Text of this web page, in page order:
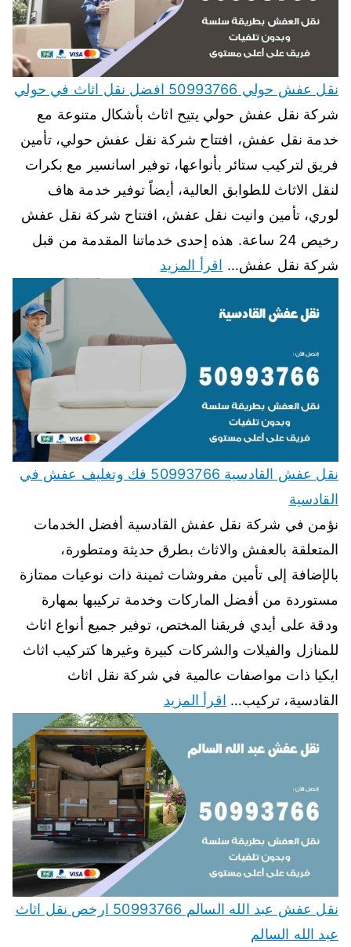
نقل عفش حولي 50993766 افضل نقل اثاث في حولي
شركة نقل عفش حولي يتيح اثاث بأشكال متنوعة مع
خدمة نقل عفش، افتتاح شركة نقل عفش حولي، تأمين
فريق لتركيب ستائر بأنواعها، توفير اسانسير مع بكرات
لنقل الاثاث للطوابق العالية، أيضاً توفير خدمة هاف
لوري، تأمين وانيت نقل عفش، افتتاح شركة نقل عفش
رخيص 24 ساعة. هذه إحدى خدماتنا المقدمة من قبل
شركة نقل عفش… اقرأ المزيد
نقل عفش القادسية 50993766 فك وتغليف عفش في
القادسية
نؤمن في شركة نقل عفش القادسية أفضل الخدمات
المتعلقة بالعفش والاثاث بطرق حديثة ومتطورة،
بالإضافة إلى تأمين مفروشات ثمينة ذات نوعيات ممتازة
مستوردة من أفضل الماركات وخدمة تركيبها بمهارة
ودقة على أيدي فريقنا المختص، توفير جميع أنواع اثاث
للمنازل والفيلات والشركات كبيرة وغيرها كتركيب اثاث
ايكيا ذات مواصفات عالمية في شركة نقل اثاث
القادسية، تركيب… اقرأ المزيد
نقل عفش عبد الله السالم 50993766 ارخص نقل اثاث
عبد الله السالم